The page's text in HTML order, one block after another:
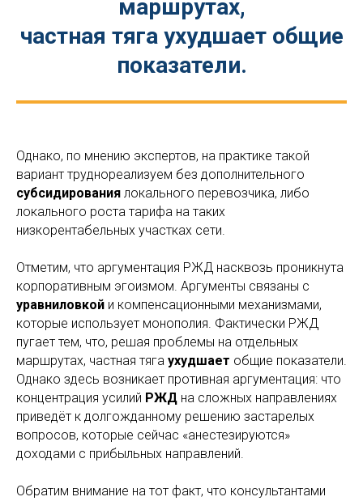
маршрутах,
частная тяга ухудшает общие
показатели.
Однако, по мнению экспертов, на практике такой
вариант труднореализуем без дополнительного
субсидирования локального перевозчика, либо
локального роста тарифа на таких
низкорентабельных участках сети.
Отметим, что аргументация РЖД насквозь проникнута
корпоративным эгоизмом. Аргументы связаны с
уравниловкой и компенсационными механизмами,
которые использует монополия. Фактически РЖД
пугает тем, что, решая проблемы на отдельных
маршрутах, частная тяга ухудшает общие показатели.
Однако здесь возникает противная аргументация: что
концентрация усилий РЖД на сложных направлениях
приведёт к долгожданному решению застарелых
вопросов, которые сейчас «анестезируются»
доходами с прибыльных направлений.
Обратим внимание на тот факт, что консультантами